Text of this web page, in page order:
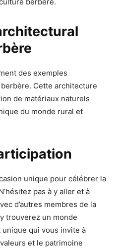
des exemples
Cette architecture
de matériaux naturels
du monde rural et
unique pour célébrer la
pas à y aller et à
d’autres membres de la
trouverez un monde
qui vous invite à
et le patrimoine